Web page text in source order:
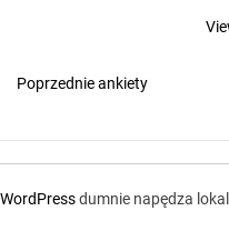
Poprzednie ankiety
WordPressdumnie napędza